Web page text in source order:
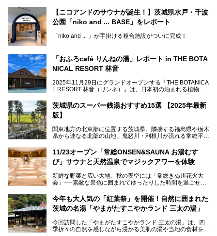
【ニコアンドのサウナが誕生！】茨城県水戸・千波
公園「niko and ... BASE」をレポート
「niko and ... 」が手掛ける複合施設がついに完成！
茨城県水戸・千波公園に2026年4月23日（木）待望のオー
プンを迎えます。
この記事では、オープンに先駆けプレス向けに行われた体験
施設を体験してきました！
「おふろcafé りんねの湯」レポート in THE BOTA
NICAL RESORT 林音
2025年11月29日にグランドオープンする「THE BOTANICA
L RESORT 林音（リンネ）」は、日本初の泊まれる植物
験型リゾートです。その中でも注目されているのが「おふろ
café りんねの湯」。内覧会に参加して、ひと足お先に体験
してきました。
茨城県のスーパー銭湯おすすめ15選 【2025年最新
版】
関東地方の北東部に位置する茨城県。隣接する福島県や栃木
県から連なる北部の山地、鬼怒川・利根川が流れる常総平野
に日立や大洗、鹿島など数々の漁港が並ぶ東部の太平洋岸
と、同じ県内でもさまざまな景色を見られるのが魅力です。
が特徴的。なかでもおすすめのスーパー銭湯をご紹介しま
す。
11/23オープン「常総ONSEN&SAUNA お湯むす
び」サウナと天然温泉でマジックアワーを体験
新鮮な野菜と広い大地、秋の夜空には「常総きぬ川花火大
会」──素敵な景色に囲まれてゆったりした時間を過ごせる
温浴施設「常総ONSEN&SAUNA お湯むすび」がオープンし
ます。
業施設の一角に構えられた店内では、関東最大級となる合計
10室のサウナと自家源泉温泉、高濃度炭酸泉を満喫でき、
今年も大人気の「紅葉祭」を開催！自然に囲まれた
茨城の名湯「やまがたすこやかランド 三太の湯」
今回訪問した「やまがたすこやかランド 三太の湯」は、四
季折々の自然を感じながら浸かる美肌の湯や当地の食材を使